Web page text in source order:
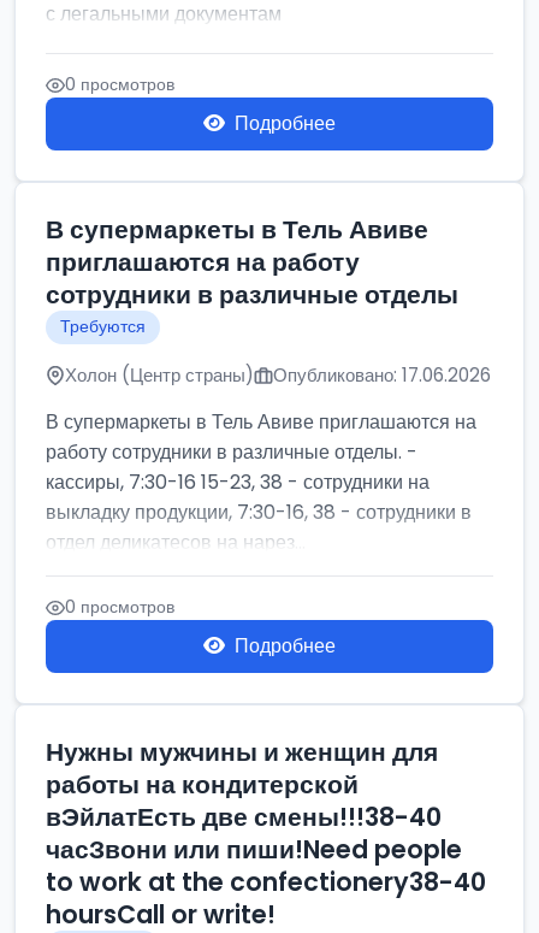
с легальными документам
0 просмотров
Подробнее
В супермаркеты в Тель Авиве
приглашаются на работу
сотрудники в различные отделы
Требуются
Холон (Центр страны) Опубликовано: 17.06.2026
В супермаркеты в Тель Авиве приглашаются на
работу сотрудники в различные отделы. -
кассиры, 7:30-16 15-23, 38 - сотрудники на
выкладку продукции, 7:30-16, 38 - сотрудники в
отдел деликатесов на нарез...
0 просмотров
Подробнее
Нужны мужчины и женщин для
работы на кондитерской
вЭйлатЕсть две смены!!!38-40
часЗвони или пиши!Need people
to work at the confectionery38-40
hoursCall or write!